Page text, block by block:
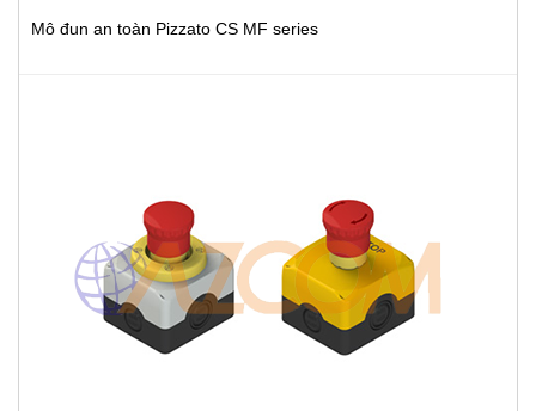
Mô đun an toàn Pizzato CS MF series